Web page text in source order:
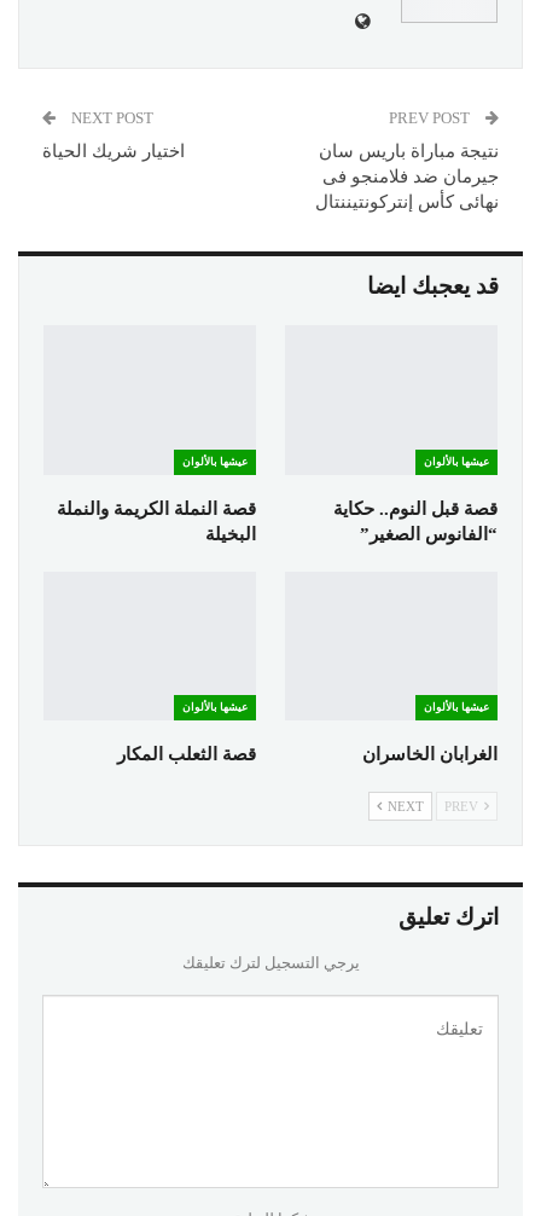
نتيجة مباراة باريس سان
جيرمان ضد فلامنجو فى
نهائى كأس إنتركونتيننتال
NEXT POST
اختيار شريك الحياة
قد يعجبك ايضا
عيشها بالألوان
قصة قبل النوم.. حكاية
“الفانوس الصغير”
عيشها بالألوان
قصة النملة الكريمة والنملة
البخيلة
عيشها بالألوان
الغرابان الخاسران
عيشها بالألوان
قصة الثعلب المكار
NEXT
اترك تعليق
يرجي التسجيل لترك تعليقك